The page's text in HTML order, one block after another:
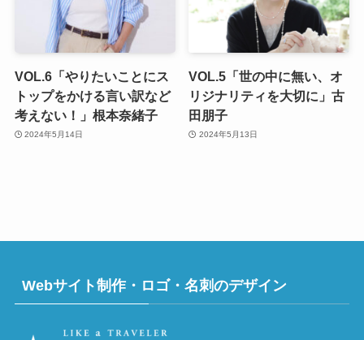
VOL.6「やりたいことにス
トップをかける言い訳など
考えない！」根本奈緒子
2024年5月14日
VOL.5「世の中に無い、オ
リジナリティを大切に」古
田朋子
2024年5月13日
Webサイト制作・ロゴ・名刺のデザイン